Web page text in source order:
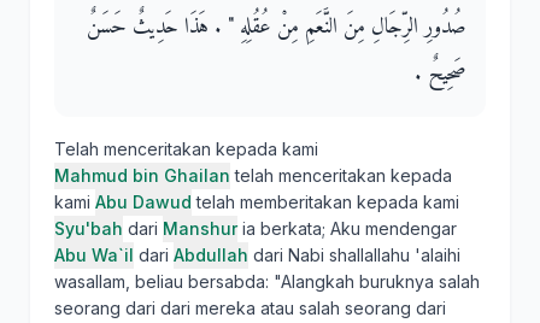
صُدُورِ الرِّجَالِ مِنَ النَّعَمِ مِنْ عُقُلِهِ ‏"‏ ‏.‏ هَذَا حَدِيثٌ حَسَنٌ
صَحِيحٌ ‏.‏
Telah menceritakan kepada kami
Mahmud bin Ghailan telah menceritakan kepada
kami Abu Dawud telah memberitakan kepada kami
Syu'bah dari Manshuria berkata; Aku mendengar
Abu Wa`il dari Abdullah dari Nabi shallallahu 'alaihi
wasallam, beliau bersabda: "Alangkah buruknya salah
seorang dari dari mereka atau salah seorang dari